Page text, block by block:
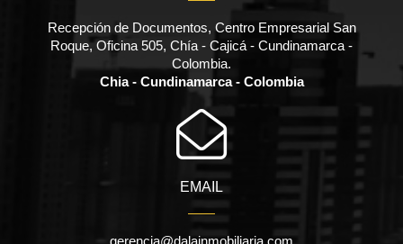
Recepción de Documentos, Centro Empresarial San
Roque, Oficina 505, Chía - Cajicá - Cundinamarca -
Colombia.
Chia - Cundinamarca - Colombia
EMAIL